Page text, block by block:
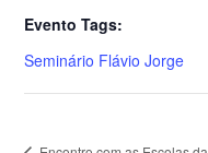
Evento Tags:
Seminário Flávio Jorge